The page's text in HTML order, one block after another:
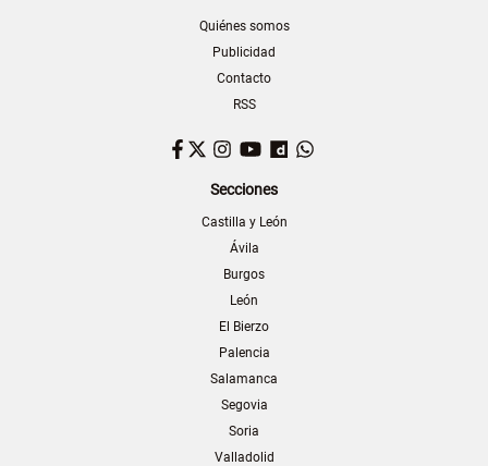
Quiénes somos
Publicidad
Contacto
RSS
Facebook
TwitterInstagram
YouTubeDailymotion
Secciones
Castilla y León
Ávila
Burgos
León
El Bierzo
Palencia
Salamanca
Segovia
Soria
Valladolid